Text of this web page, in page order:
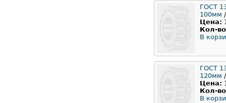
ГОСТ
100мм /
Цена:
Кол-
В
ГОСТ
120мм /
Цена:
Кол-
В